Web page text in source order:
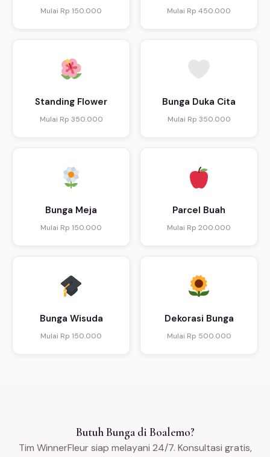
Mulai Rp 150.000 Mulai Rp 450.000
Standing Flower
Mulai Rp 350.000
Bunga Duka Cita
Mulai Rp 350.000
Bunga Meja
Mulai Rp 150.000
Parcel Buah
Mulai Rp 200.000
Bunga Wisuda
Mulai Rp 150.000
Dekorasi Bunga
Mulai Rp 500.000
Butuh Bunga di Boalemo?
Tim WinnerFleur siap melayani 24/7. Konsultasi gratis,